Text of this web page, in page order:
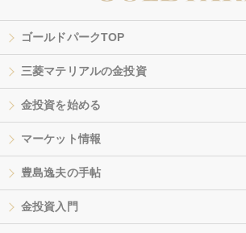
ゴールドパークTOP
三菱マテリアルの金投資
金投資を始める
マーケット情報
豊島逸夫の手帖
金投資入門